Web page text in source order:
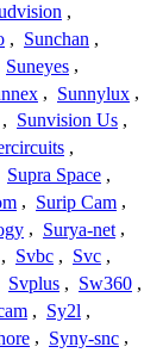
,
, Sunchan ,
Suneyes ,
, Sunnylux ,
, Sunvision Us ,
,
Supra Space ,
, Surip Cam ,
, Surya-net ,
, Svbc , Svc ,
Svplus , Sw360 ,
, Sy2l ,
, Syny-snc ,